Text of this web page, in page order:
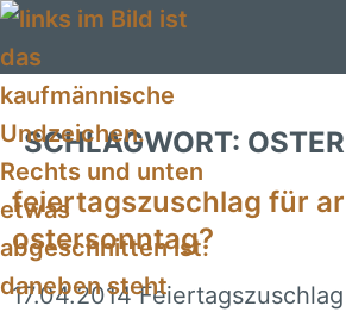
SCHLAGWORT:
feiertagszuschlag für
ostersonntag?
17.04.2014